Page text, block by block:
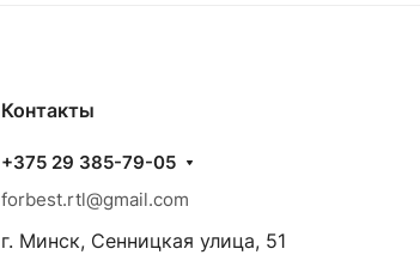
Контакты
+375 29 385-79-05
forbest.rtl@gmail.com
г. Минск, Сенницкая улица, 51